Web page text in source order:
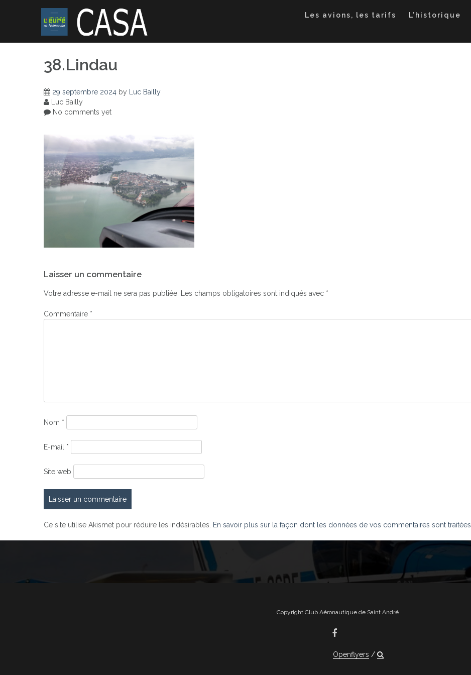
Les avions, les tarifs L’historique
38.Lindau
29 septembre 2024 by
Luc Bailly
Luc Bailly
No comments yet
de
l’article
Laisser un commentaire
Votre adresse e-mail ne sera pas publiée. Les champs obligatoires sont indiqués avec *
Commentaire *
Nom *
E-mail *
Site web
Ce site utilise Akismet pour réduire les indésirables. En savoir plus sur la façon dont les données de vos commentaires sont traitées
Copyright Club Aéronautique de Saint André
Openflyers